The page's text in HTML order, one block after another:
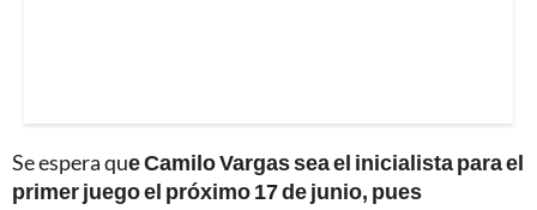
Se espera que Camilo Vargas sea el inicialista para el
primer juego el próximo 17 de junio, pues